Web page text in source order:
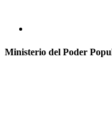
Ministerio del Poder